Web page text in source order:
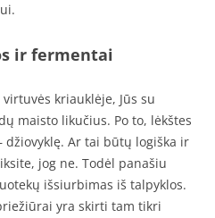
ir fermentai
kriauklėje, Jūs su
maisto likučius. Po to, lėkštes
džiovyklę. Ar tai būtų logiška ir
jog ne. Todėl panašiu
išsiurbimas iš talpyklos.
yra skirti tam tikri